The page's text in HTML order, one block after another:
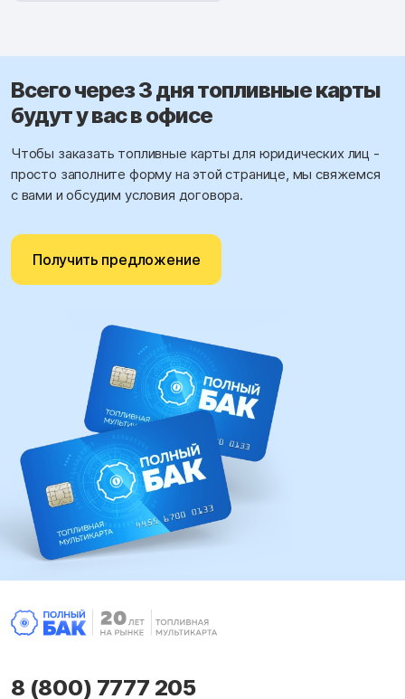
Всего через 3 дня топливные карты
будут у вас в офисе
Чтобы заказать топливные карты для юридических лиц -
просто заполните форму на этой странице, мы свяжемся
с вами и обсудим условия договора.
Получить предложение
8 (800) 7777 205